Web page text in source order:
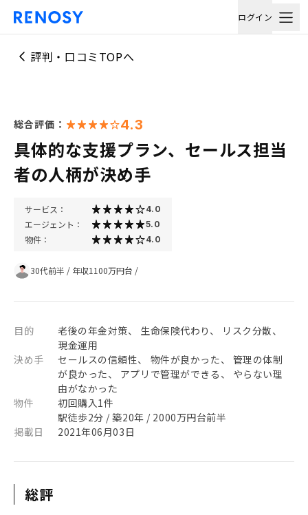
ログイン
評判・口コミTOPへ
総合評価： 4.3
具体的な支援プラン、セールス担当
者の人柄が決め手
サービス： 4.0
エージェント： 5.0
物件： 4.0
30代前半 / 年収1100万円台 /
目的
老後の年金対策、 生命保険代わり、 リスク分散、
現金運用
決め手
セールスの信頼性、 物件が良かった、 管理の体制
が良かった、 アプリで管理ができる、 やらない理
由がなかった
物件
初回購入1件
駅徒歩2分 / 築20年 / 2000万円台前半
掲載日
2021年06月03日
総評